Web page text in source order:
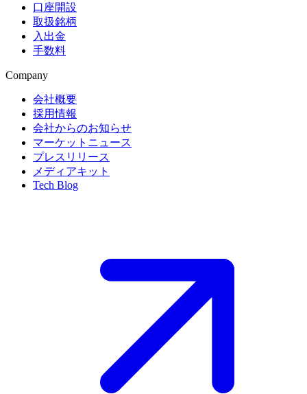
口座開設
取扱銘柄
入出金
手数料
Company
会社概要
採用情報
会社からのお知らせ
マーケットニュース
プレスリリース
メディアキット
Tech Blog